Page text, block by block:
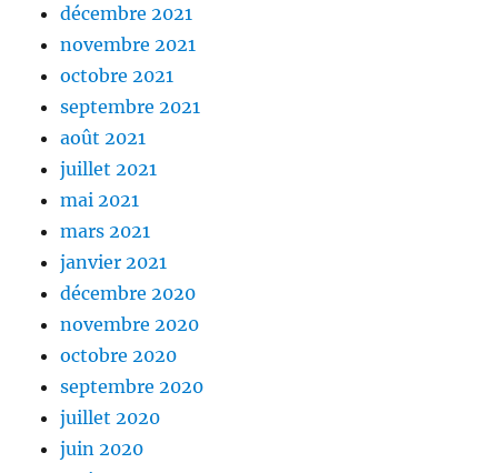
décembre 2021
novembre 2021
octobre 2021
septembre 2021
août 2021
juillet 2021
mai 2021
mars 2021
janvier 2021
décembre 2020
novembre 2020
octobre 2020
septembre 2020
juillet 2020
juin 2020